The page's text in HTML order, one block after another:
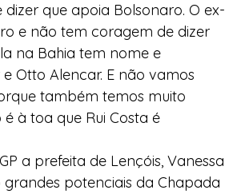
que apoia Bolsonaro. O ex-
e não tem coragem de dizer
na Bahia tem nome e
Otto Alencar. E não vamos
também temos muito
à toa que Rui Costa é
a prefeita de Lençóis, Vanessa
potenciais da Chapada